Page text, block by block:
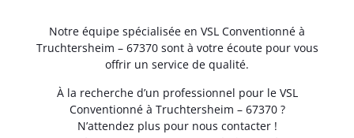
Notre équipe spécialisée en VSL Conventionné à
Truchtersheim – 67370 sont à votre écoute pour vous
offrir un service de qualité.
À la recherche d’un professionnel pour le VSL
Conventionné à Truchtersheim – 67370 ?
N’attendez plus pour nous contacter !